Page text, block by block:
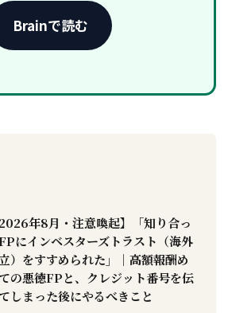
Brainで読む
2026年8月・注意喚起】「知り合っ
にインベスターズトラスト（海外
）をすすめられた」｜高額報酬め
の悪徳FPと、クレジット番号を伝
しまった後にやるべきこと